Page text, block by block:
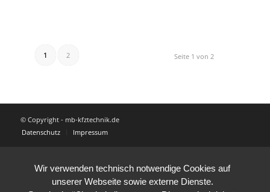
Seite 1 von 2
1 2
© Copyright - mb-kfztechnik.de
Datenschutz
Impressum
Wir verwenden technisch notwendige Cookies auf
unserer Webseite sowie externe Dienste.